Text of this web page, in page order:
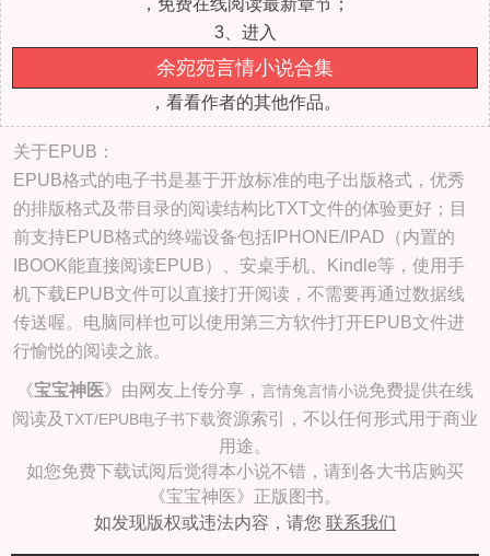
，免费在线阅读最新章节；
3、进入
余宛宛言情小说合集
，看看作者的其他作品。
关于EPUB：
EPUB格式的电子书是基于开放标准的电子出版格式，优秀
的排版格式及带目录的阅读结构比TXT文件的体验更好；目
前支持EPUB格式的终端设备包括IPHONE/IPAD（内置的
IBOOK能直接阅读EPUB）、安桌手机、Kindle等，使用手
机下载EPUB文件可以直接打开阅读，不需要再通过数据线
传送喔。电脑同样也可以使用第三方软件打开EPUB文件进
行愉悦的阅读之旅。
《宝宝神医》由网友上传分享， 言情兔言情小说免费提供在线
阅读及TXT/EPUB电子书下载资源索引，不以任何形式用于商业
用途。
如您免费下载试阅后觉得本小说不错，请到各大书店购买
《宝宝神医》正版图书。
如发现版权或违法内容，请您 联系我们